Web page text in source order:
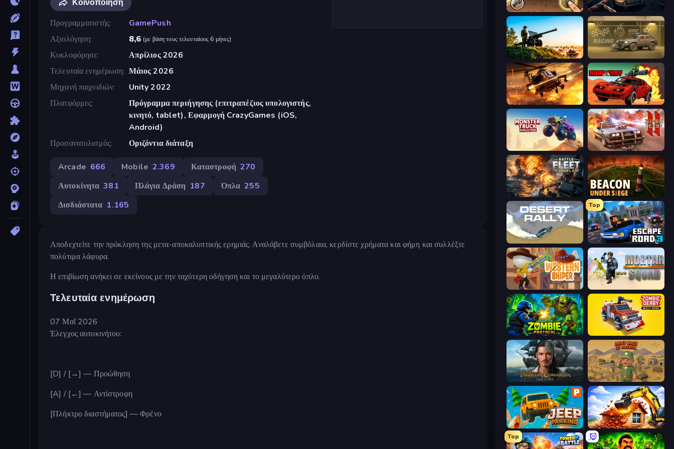
Κοινοποίηση
Προγραμματιστής
GamePush
Αξιολόγηση
8,6 (με βάση τους τελευταίους 6 μήνες)
Κυκλοφόρησε
Απρίλιος 2026
Τελευταία ενημέρωση Μάιος 2026
Μηχανή παιχνιδιών
Unity 2022
Πλατφόρμες
Πρόγραμμα περιήγησης (επιτραπέζιος υπολογιστής,
κινητό, tablet), Εφαρμογή CrazyGames (iOS,
Android)
Προσανατολισμός
Οριζόντια διάταξη
Arcade 666 Mobile 2.369 Καταστροφή 270
Αυτοκίνητα 381 Πλάγια Δράση 187 Όπλα 255
Δισδιάστατα 1.165
Αποδεχτείτε την πρόκληση της μετα-αποκαλυπτικής ερημιάς. Αναλάβετε συμβόλαια, κερδίστε χρήματα και φήμη και συλλέξτε
πολύτιμα λάφυρα.
Η επιβίωση ανήκει σε εκείνους με την ταχύτερη οδήγηση και το μεγαλύτερο όπλο.
Τελευταία ενημέρωση
07 Μαΐ 2026
Έλεγχος αυτοκινήτου:
[D] / [→] — Προώθηση
[A] / [←] — Αντίστροφη
[Πλήκτρο διαστήματος] — Φρένο
Earn to Die: Zombie Ride Cars vs Zombies
Artillery Vs Tanks
Heli Military Base Road of Fury 4
Monster Truck Evolution Zombie Derby 2
Battle Fleet World Beacon Under Siege
Desert Rally
Top
Escape Road 3
Western Sniper Mortar Squad
Zombie Protocol
Army Base Of America
Jeep Parking 3D City Constructor
Top